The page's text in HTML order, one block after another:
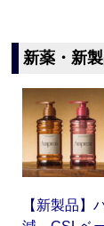
新薬・新
【新製品】